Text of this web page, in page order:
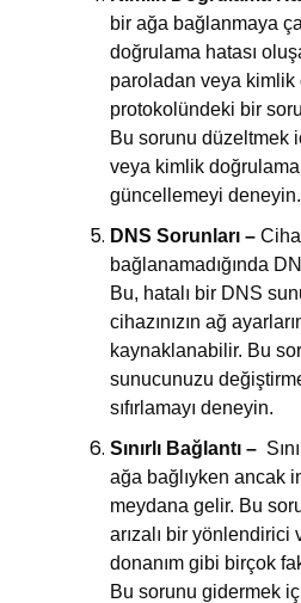
bir ağa bağlanmaya
doğrulama hatası
paroladan veya kimlik
protokolündeki bir
Bu sorunu düzeltmek
veya kimlik
güncellemeyi deneyin.
DNS Sorunları –
bağlanamadığında
Bu, hatalı bir DNS
cihazınızın ağ
kaynaklanabilir. Bu
sunucunuzu
sıfırlamayı deneyin.
Sınırlı Bağlantı –
ağa bağlıyken ancak
meydana gelir. Bu
arızalı bir
donanım gibi birçok
Bu sorunu gidermek